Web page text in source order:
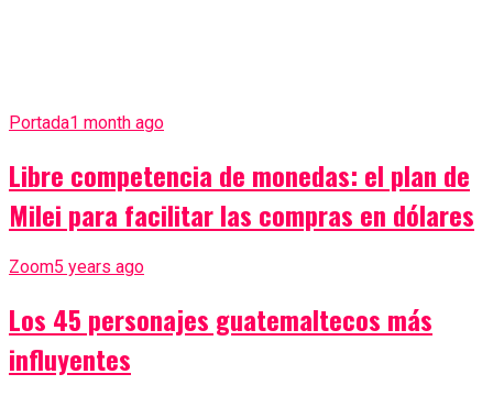
Portada1 month ago
Libre competencia de monedas: el plan de
Milei para facilitar las compras en dólares
Zoom5 years ago
Los 45 personajes guatemaltecos más
influyentes